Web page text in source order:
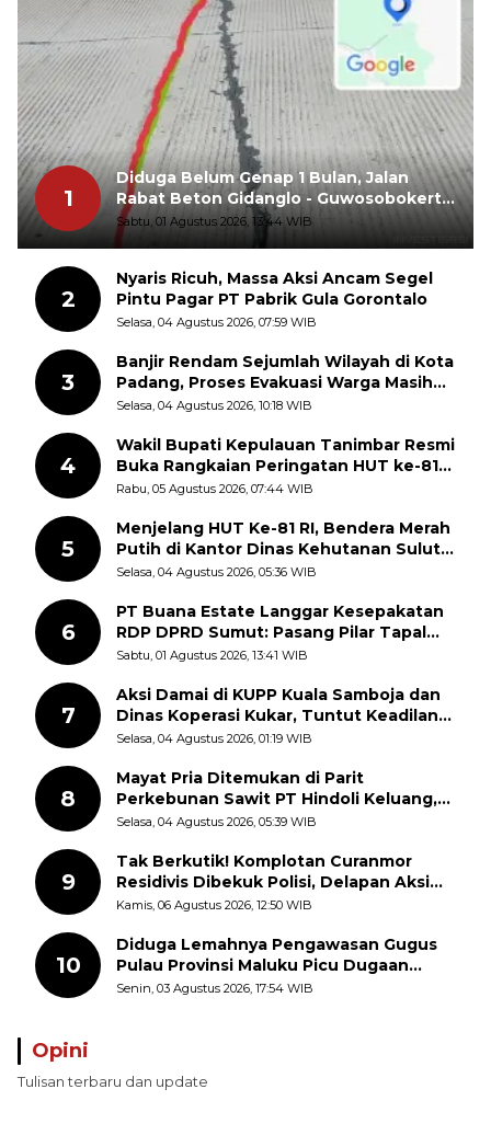
1
Diduga Belum Genap 1 Bulan, Jalan
Rabat Beton Gidanglo - Guwosobokerto
Sudah Pecah
Sabtu, 01 Agustus 2026, 13:44 WIB
2
Nyaris Ricuh, Massa Aksi Ancam Segel
Pintu Pagar PT Pabrik Gula Gorontalo
Selasa, 04 Agustus 2026, 07:59 WIB
3
Banjir Rendam Sejumlah Wilayah di Kota
Padang, Proses Evakuasi Warga Masih
Berlangsung
Selasa, 04 Agustus 2026, 10:18 WIB
4
Wakil Bupati Kepulauan Tanimbar Resmi
Buka Rangkaian Peringatan HUT ke-81
Kemerdekaan RI, ASN Diajak Perkuat
Rabu, 05 Agustus 2026, 07:44 WIB
5
Menjelang HUT Ke-81 RI, Bendera Merah
Putih di Kantor Dinas Kehutanan Sulut
Disorot Warga
Selasa, 04 Agustus 2026, 05:36 WIB
6
PT Buana Estate Langgar Kesepakatan
RDP DPRD Sumut: Pasang Pilar Tapal
Batas Sepihak Tanpa Libatkan
Sabtu, 01 Agustus 2026, 13:41 WIB
7
Aksi Damai di KUPP Kuala Samboja dan
Dinas Koperasi Kukar, Tuntut Keadilan
dan Kesempatan Kerja yang Adil
Selasa, 04 Agustus 2026, 01:19 WIB
8
Mayat Pria Ditemukan di Parit
Perkebunan Sawit PT Hindoli Keluang,
Polisi Selidiki Penyebab Kematian
Selasa, 04 Agustus 2026, 05:39 WIB
9
Tak Berkutik! Komplotan Curanmor
Residivis Dibekuk Polisi, Delapan Aksi
Curanmor Di Candipuro Terungkap
Kamis, 06 Agustus 2026, 12:50 WIB
10
Diduga Lemahnya Pengawasan Gugus
Pulau Provinsi Maluku Picu Dugaan
Pungli terhadap Nelayan Bale-Bale di
Senin, 03 Agustus 2026, 17:54 WIB
Opini
Tulisan terbaru dan update